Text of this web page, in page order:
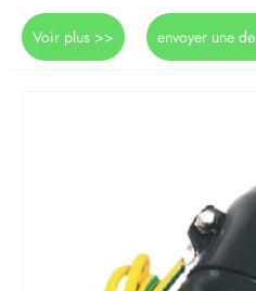
Voir plus >> envoyer une